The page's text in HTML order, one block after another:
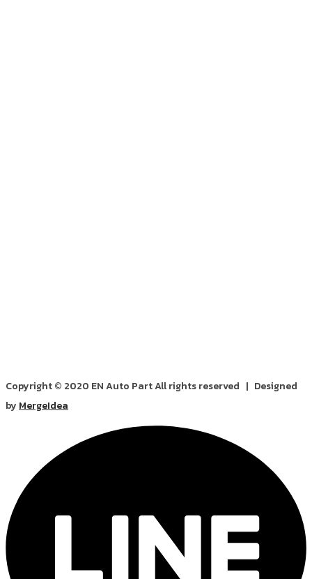
Copyright © 2020 EN Auto Part All rights reserved | Designed
byMergeIdea